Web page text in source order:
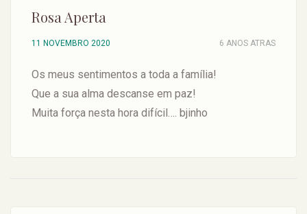
Rosa Aperta
11 NOVEMBRO 2020 6 ANOS ATRAS
Os meus sentimentos a toda a família!
Que a sua alma descanse em paz!
Muita força nesta hora difícil…. bjinho